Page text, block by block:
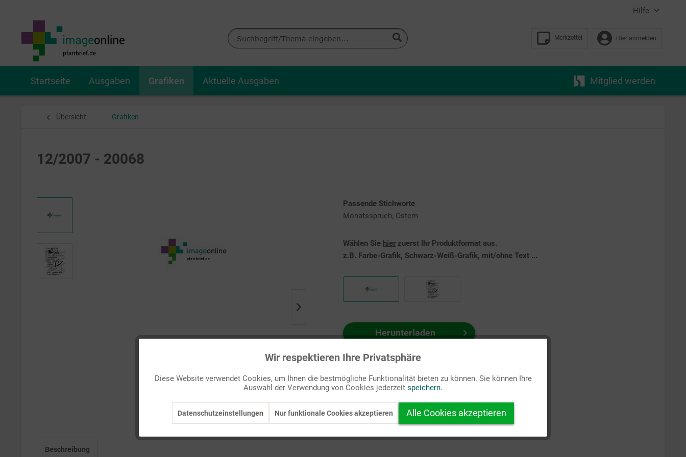
Hilfe
Merkzettel Hier anmelden
Startseite Ausgaben Grafiken Aktuelle Ausgaben Mitglied werden
Übersicht Grafiken
12/2007 - 20068
Passende Stichworte
Monatsspruch, Ostern
Wählen Sie hier zuerst Ihr Produktformat aus.
z.B. Farbe-Grafik, Schwarz-Weiß-Grafik, mit/ohne Text ...
Herunterladen
Auf Ihren Merkzettel setzen
Beschreibung
Inaktiv
Wir respektieren Ihre Privatsphäre
Diese Website verwendet Cookies, um Ihnen die bestmögliche Funktionalität bieten zu können. Sie können Ihre
Auswahl der Verwendung von Cookies jederzeit speichern.
Datenschutzeinstellungen Nur funktionale Cookies akzeptieren Alle Cookies akzeptieren